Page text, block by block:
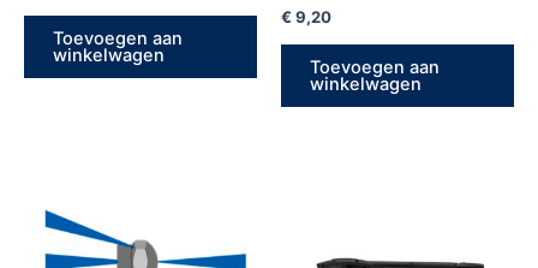
Toevoegen aan
winkelwagen
€ 9,20
Toevoegen aan
winkelwagen